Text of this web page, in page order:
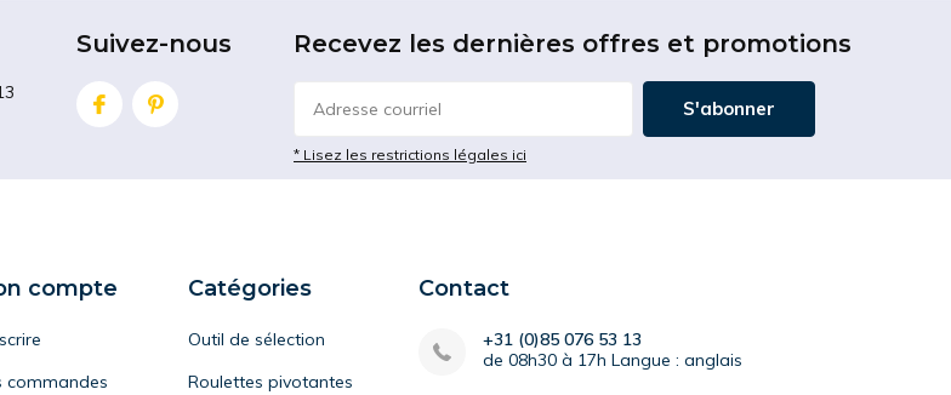
Suivez-nous Recevez les dernières offres et promotions
S'abonner
* Lisez les restrictions légales ici
compte
commandes
Catégories
Outil de sélection
Roulettes pivotantes
Contact
+31 (0)85 076 53 13
de 08h30 à 17h Langue : anglais